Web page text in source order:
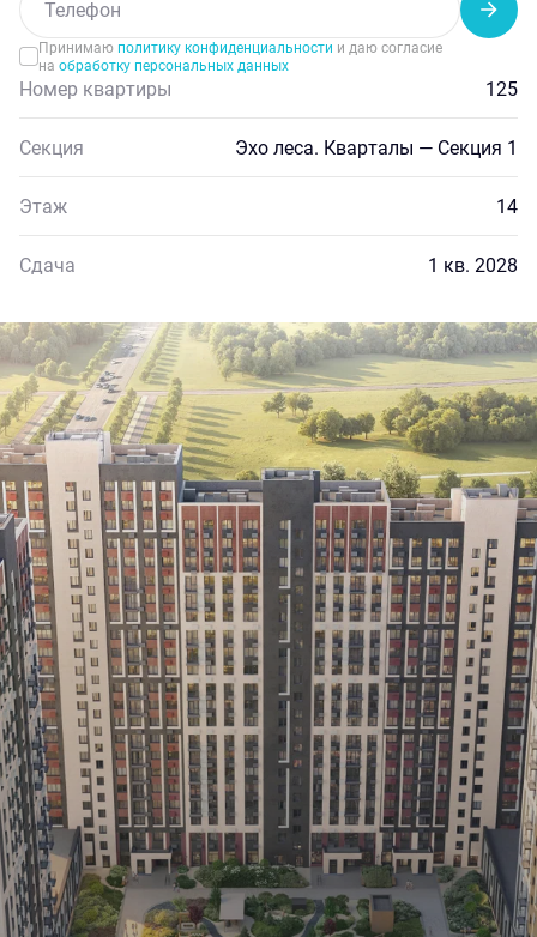
Принимаю политику конфиденциальности и даю согласие
на обработку персональных данных
Номер квартиры 125
Секция Эхо леса. Кварталы — Секция 1
Этаж 14
Сдача 1 кв. 2028